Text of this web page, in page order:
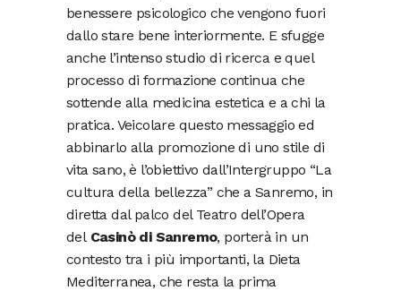
benessere psicologico che vengono fuori
dallo stare bene interiormente. E sfugge
anche l’intenso studio di ricerca e quel
processo di formazione continua che
sottende alla medicina estetica e a chi la
pratica. Veicolare questo messaggio ed
abbinarlo alla promozione di uno stile di
vita sano, è l’obiettivo dall’Intergruppo “La
cultura della bellezza” che a Sanremo, in
diretta dal palco del Teatro dell’Opera
del Casinò di Sanremo, porterà in un
contesto tra i più importanti, la Dieta
Mediterranea, che resta la prima